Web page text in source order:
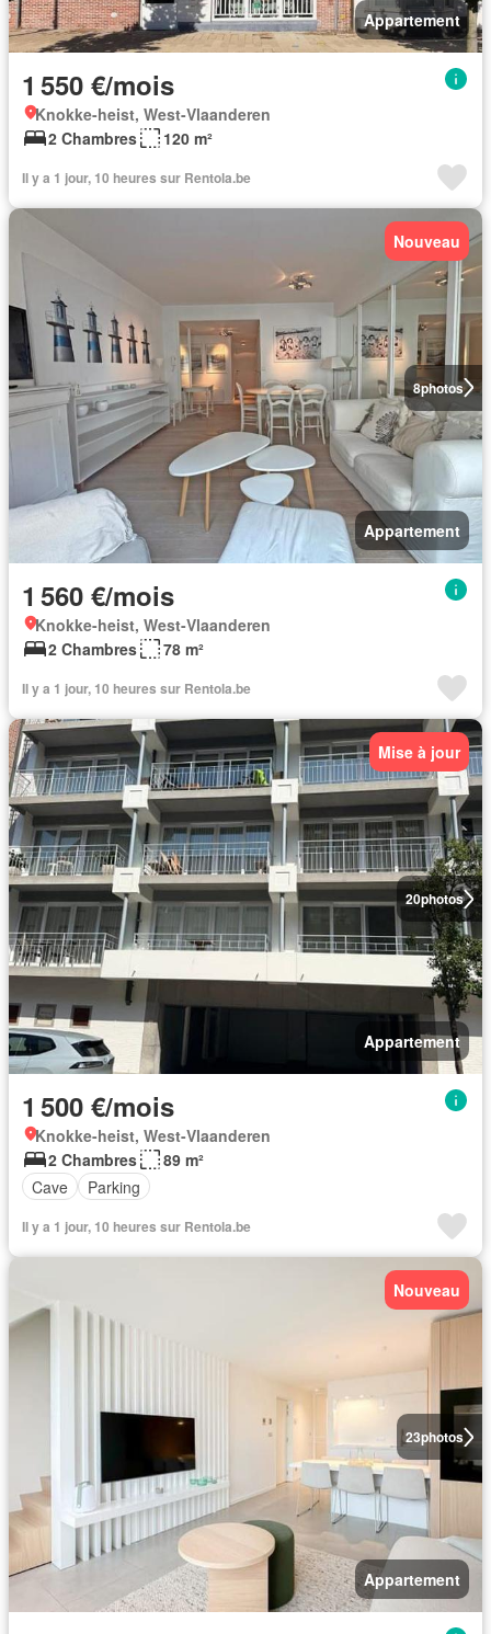
Appartement
1 550 €/mois
Knokke-heist, West-Vlaanderen
2 Chambres
120 m²
Il y a 1 jour, 10 heures sur Rentola.be
8photos
Nouveau
Appartement
1 560 €/mois
Knokke-heist, West-Vlaanderen
2 Chambres
78 m²
Il y a 1 jour, 10 heures sur Rentola.be
20photos
Mise à jour
Appartement
1 500 €/mois
Knokke-heist, West-Vlaanderen
2 Chambres
89 m²
Cave
Parking
Il y a 1 jour, 10 heures sur Rentola.be
23photos
Nouveau
Appartement